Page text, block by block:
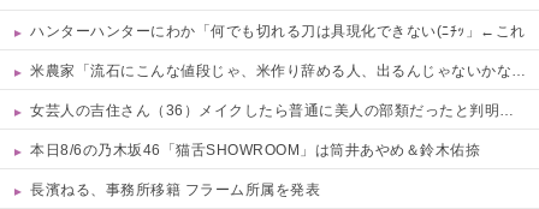
ハンターハンターにわか「何でも切れる刀は具現化できない(ﾆﾁｯ」←これ
米農家「流石にこんな値段じゃ、米作り辞める人、出るんじゃないかなあ？？」
女芸人の吉住さん（36）メイクしたら普通に美人の部類だったと判明ｗｗｗｗｗｗｗｗｗ
本日8/6の乃木坂46「猫舌SHOWROOM」は筒井あやめ＆鈴木佑捺
長濱ねる、事務所移籍 フラーム所属を発表